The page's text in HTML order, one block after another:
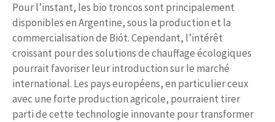
Pour l’instant, les bio troncos sont principalement
disponibles en Argentine, sous la production et la
commercialisation de Biót. Cependant, l’intérêt
croissant pour des solutions de chauffage écologiques
pourrait favoriser leur introduction sur le marché
international. Les pays européens, en particulier ceux
avec une forte production agricole, pourraient tirer
parti de cette technologie innovante pour transformer